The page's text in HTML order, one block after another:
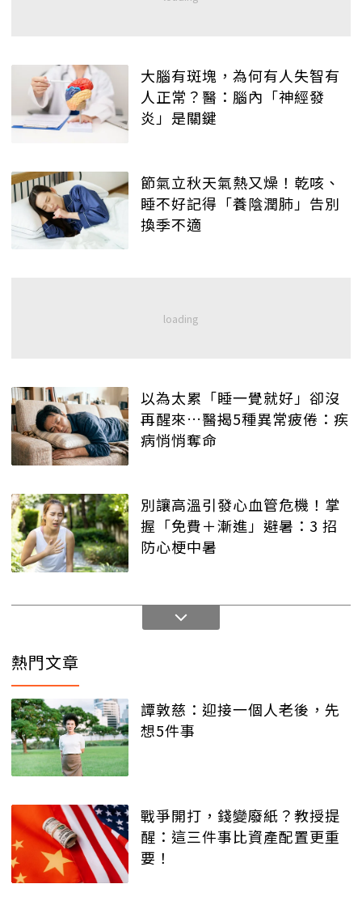
大腦有斑塊，為何有人失智有
人正常？醫：腦內「神經發
炎」是關鍵
節氣立秋天氣熱又燥！乾咳、
睡不好記得「養陰潤肺」告別
換季不適
以為太累「睡一覺就好」卻沒
再醒來…醫揭5種異常疲倦：疾
病悄悄奪命
別讓高溫引發心血管危機！掌
握「免費＋漸進」避暑：3 招
防心梗中暑
熱門文章
譚敦慈：迎接一個人老後，先
想5件事
戰爭開打，錢變廢紙？教授提
醒：這三件事比資產配置更重
要！